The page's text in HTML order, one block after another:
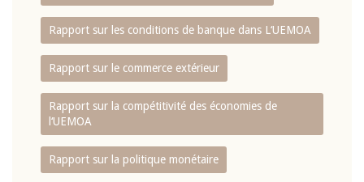
Rapport sur les conditions de banque dans L‘UEMOA
Rapport sur le commerce extérieur
Rapport sur la compétitivité des économies de
l‘UEMOA
Rapport sur la politique monétaire